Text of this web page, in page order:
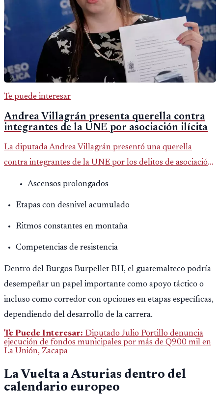
Te puede interesar
Andrea Villagrán presenta querella contra
integrantes de la UNE por asociación ilícita
La diputada Andrea Villagrán presentó una querella
contra integrantes de la UNE por los delitos de asociación
Ascensos prolongados
Etapas con desnivel acumulado
Ritmos constantes en montaña
Competencias de resistencia
Dentro del Burgos Burpellet BH, el guatemalteco podría
desempeñar un papel importante como apoyo táctico o
incluso como corredor con opciones en etapas específicas,
dependiendo del desarrollo de la carrera.
Te Puede Interesar: Diputado Julio Portillo denuncia
ejecución de fondos municipales por más de Q900 mil en
La Unión, Zacapa
La Vuelta a Asturias dentro del
calendario europeo